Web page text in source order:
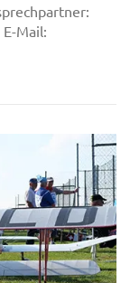
Mail: